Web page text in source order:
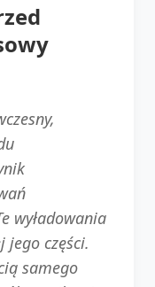
wyładowania
jego części.
samego